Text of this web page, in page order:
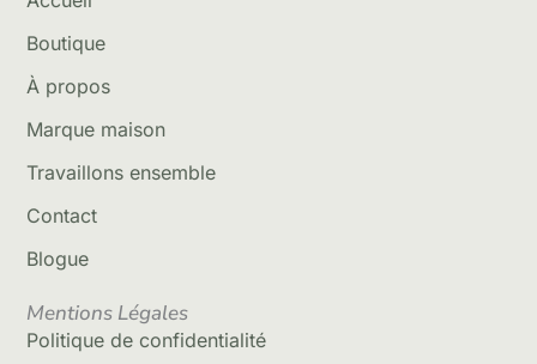
Boutique
À propos
Marque maison
Travaillons ensemble
Contact
Blogue
Mentions Légales
Politique de confidentialité